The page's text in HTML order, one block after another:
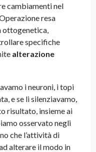
cambiamenti nel
resa
specifiche
alterazione
i neuroni, i topi
e se li silenziavamo,
risultato, insieme ai
osservato negli
che l’attività di
alterare il modo in